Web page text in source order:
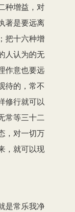
种增益，对
著是要远离
把十六种增
人认为的无
作意也要远
待的，常不
修行就可以
常等三十二
，对一切万
，就可以现
是常乐我净